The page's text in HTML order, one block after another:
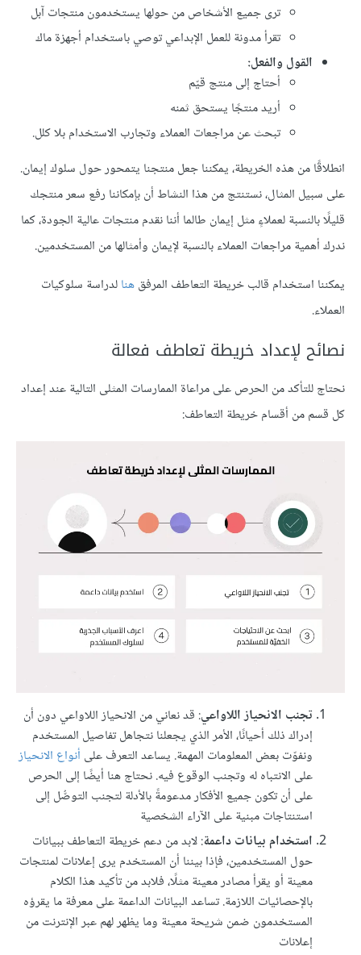
ترى جميع الأشخاص من حولها يستخدمون منتجات آبل
تقرأ مدونة للعمل الإبداعي توصي باستخدام أجهزة ماك
القول والفعل:
أحتاج إلى منتج قيّم
أريد منتجًا يستحق ثمنه
تبحث عن مراجعات العملاء وتجارب الاستخدام بلا كلل.
انطلاقًا من هذه الخريطة، يمكننا جعل منتجنا يتمحور حول سلوك إيمان.
على سبيل المثال، نستنتج من هذا النشاط أن بإمكاننا رفع سعر منتجك
قليلًا بالنسبة لعملاءٍ مثل إيمان طالما أننا نقدم منتجات عالية الجودة، كما
ندرك أهمية مراجعات العملاء بالنسبة لإيمان وأمثالها من المستخدمين.
يمكننا استخدام قالب خريطة التعاطف المرفقهنالدراسة سلوكيات
العملاء.
نصائح لإعداد خريطة تعاطف فعالة
نحتاج للتأكد من الحرص على مراعاة الممارسات المثلى التالية عند إعداد
كل قسم من أقسام خريطة التعاطف:
تجنب الانحياز اللاواعي: قد نعاني من الانحياز اللاواعي دون أن
إدراك ذلك أحيانًا، الأمر الذي يجعلنا نتجاهل تفاصيل المستخدم
ونفوّت بعض المعلومات المهمة. يساعد التعرف على أنواع الانحياز
على الانتباه له وتجنب الوقوع فيه. نحتاج هنا أيضًا إلى الحرص
على أن تكون جميع الأفكار مدعومةً بالأدلة لتجنب التوصُّل إلى
استنتاجات مبنية على الآراء الشخصية
استخدام بيانات داعمة: لابد من دعم خريطة التعاطف ببيانات
حول المستخدمين، فإذا بيننا أن المستخدم يرى إعلانات لمنتجات
معينة أو يقرأ مصادر معينة مثلًا، فلابد من تأكيد هذا الكلام
بالإحصائيات اللازمة. تساعد البيانات الداعمة على معرفة ما يقرؤه
المستخدمون ضمن شريحة معينة وما يظهر لهم عبر الإنترنت من
إعلانات